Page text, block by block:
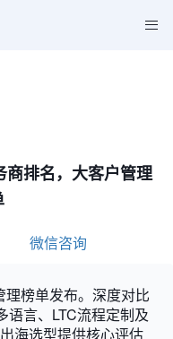
排名，大客户管理
微信咨询
榜单发布。深度对比
语言、LTC流程定制及
海选型提供核心评估